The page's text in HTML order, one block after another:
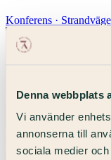
Denna webbplats
Vi använder
annonserna till
sociala medier
Konferens ·